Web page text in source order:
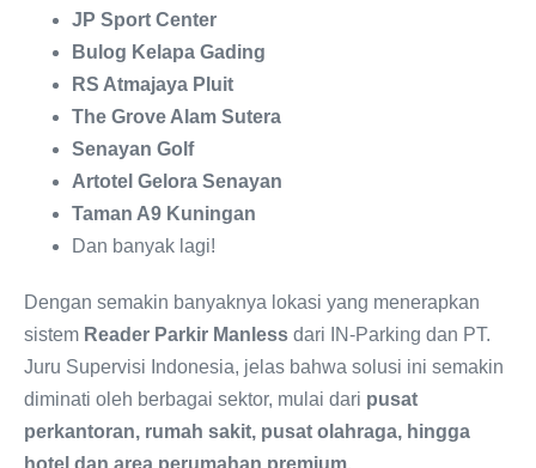
JP Sport Center
Bulog Kelapa Gading
RS Atmajaya Pluit
The Grove Alam Sutera
Senayan Golf
Artotel Gelora Senayan
Taman A9 Kuningan
Dan banyak lagi!
Dengan semakin banyaknya lokasi yang menerapkan
sistem Reader Parkir Manless dari IN-Parking dan PT.
Juru Supervisi Indonesia, jelas bahwa solusi ini semakin
diminati oleh berbagai sektor, mulai dari pusat
perkantoran, rumah sakit, pusat olahraga, hingga
hotel dan area perumahan premium.